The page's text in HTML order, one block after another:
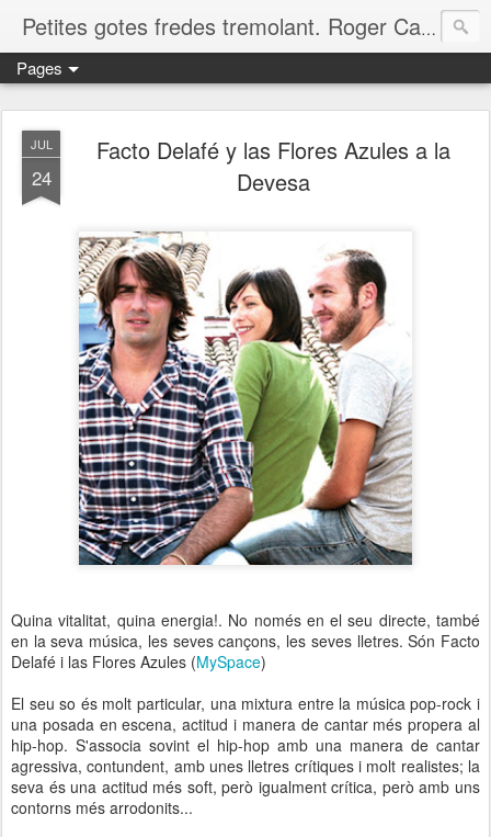
Petites gotes fredes tremolant. Roger Casero Gumbau. Girona
Pages
JUL
24
Facto Delafé y las Flores Azules a la
Devesa
Quina vitalitat, quina energia!. No només en el seu directe, també
en la seva música, les seves cançons, les seves lletres. Són Facto
Delafé i las Flores Azules (MySpace)
El seu so és molt particular, una mixtura entre la música pop-rock i
una posada en escena, actitud i manera de cantar més propera al
hip-hop. S'associa sovint el hip-hop amb una manera de cantar
agressiva, contundent, amb unes lletres crítiques i molt realistes; la
seva és una actitud més soft, però igualment crítica, però amb uns
contorns més arrodonits...